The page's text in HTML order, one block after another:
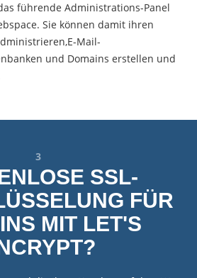
führende Administrations-Panel
Sie können damit ihren
Mail-
und Domains erstellen und
1
ANWENDUNG-
APPS
Apps ermöglicht es Ihnen viele
Wordpress, Typo3, Joomla, Drupal,